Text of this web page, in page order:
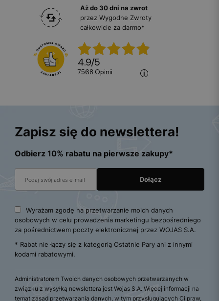
Aż do 30 dni na zwrot
przez Wygodne Zwroty
całkowicie za darmo*
4.9/5
7568 opinii
Zapisz się do newslettera!
Odbierz 10% rabatu na pierwsze zakupy*
Wyrażam zgodę na przetwarzanie moich danych
osobowych w celu prowadzenia marketingu bezpośredniego
za pośrednictwem poczty elektronicznej przez WOJAS S.A.
* Rabat nie łączy się z kategorią Ostatnie Pary ani z innymi
kodami rabatowymi.
Administratorem Twoich danych osobowych przetwarzanych w
związku z wysyłką newslettera jest Wojas S.A. Więcej informacji na
temat zasad przetwarzania danych, w tym przysługujących Ci praw,